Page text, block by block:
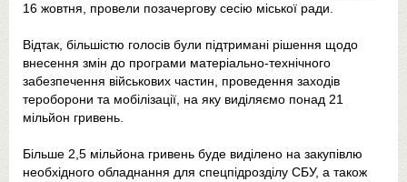
16 жовтня, провели позачергову сесію міської ради.
Відтак, більшістю голосів були підтримані рішення щодо
внесення змін до програми матеріально-технічного
забезпечення військових частин, проведення заходів
тероборони та мобілізації, на яку виділяємо понад 21
мільйон гривень.
Більше 2,5 мільйона гривень буде виділено на закупівлю
необхідного обладнання для спецпідрозділу СБУ, а також